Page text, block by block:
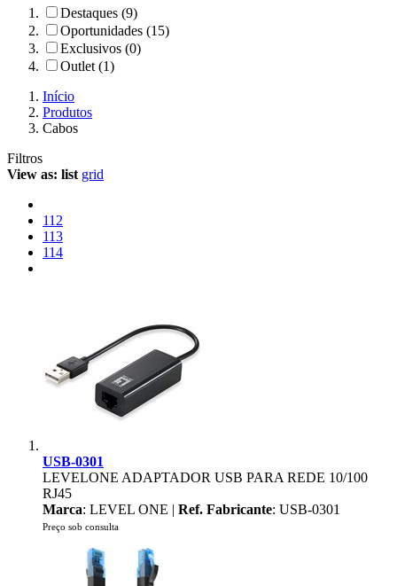
Destaques (9)
Oportunidades (15)
Exclusivos (0)
Outlet (1)
Início
Produtos
Cabos
Filtros
View as: list grid
112
113
114
USB-0301
LEVELONE ADAPTADOR USB PARA REDE 10/100
RJ45
Marca: LEVEL ONE | Ref. Fabricante: USB-0301
Preço sob consulta